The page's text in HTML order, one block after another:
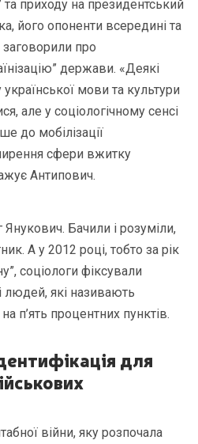
приходу на президентський
його опоненти всередині та
про
держави. «Деякі
мови та культури
але у соціологічному сенсі
до мобілізації
сфери вжитку
Антипович.
Бачили і розуміли,
А у 2012 році, тобто за рік
соціологи фіксували
людей, які називають
п’ять процентних пунктів.
для
війни, яку розпочала